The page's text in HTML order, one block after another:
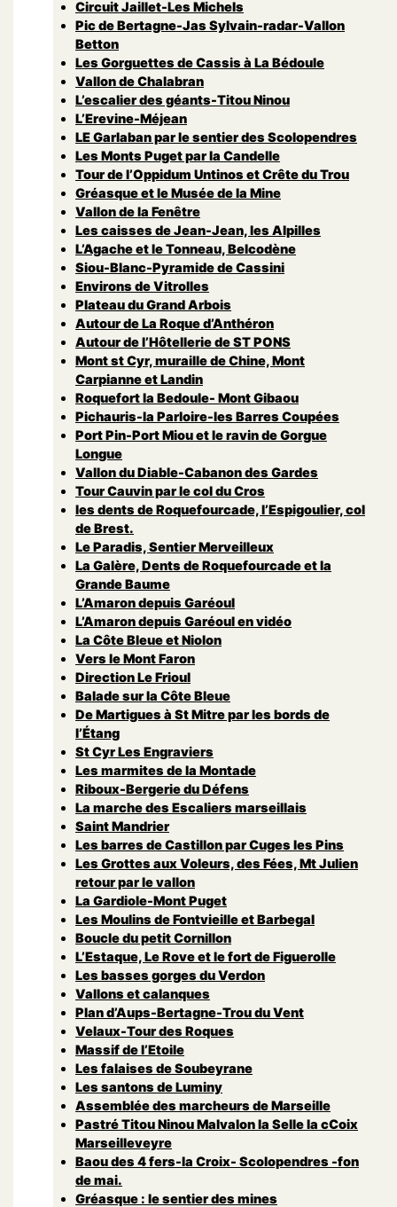
Circuit Jaillet-Les Michels
Pic de Bertagne-Jas Sylvain-radar-Vallon
Betton
Les Gorguettes de Cassis à La Bédoule
Vallon de Chalabran
L’escalier des géants-Titou Ninou
L’Erevine-Méjean
LE Garlaban par le sentier des Scolopendres
Les Monts Puget par la Candelle
Tour de l’Oppidum Untinos et Crête du Trou
Gréasque et le Musée de la Mine
Vallon de la Fenêtre
Les caisses de Jean-Jean, les Alpilles
L’Agache et le Tonneau, Belcodène
Siou-Blanc-Pyramide de Cassini
Environs de Vitrolles
Plateau du Grand Arbois
Autour de La Roque d’Anthéron
Autour de l’Hôtellerie de ST PONS
Mont st Cyr, muraille de Chine, Mont
Carpianne et Landin
Roquefort la Bedoule- Mont Gibaou
Pichauris-la Parloire-les Barres Coupées
Port Pin-Port Miou et le ravin de Gorgue
Longue
Vallon du Diable-Cabanon des Gardes
Tour Cauvin par le col du Cros
les dents de Roquefourcade, l’Espigoulier, col
de Brest.
Le Paradis, Sentier Merveilleux
La Galère, Dents de Roquefourcade et la
Grande Baume
L’Amaron depuis Garéoul
L’Amaron depuis Garéoul en vidéo
La Côte Bleue et Niolon
Vers le Mont Faron
Direction Le Frioul
Balade sur la Côte Bleue
De Martigues à St Mitre par les bords de
l’Étang
St Cyr Les Engraviers
Les marmites de la Montade
Riboux-Bergerie du Défens
La marche des Escaliers marseillais
Saint Mandrier
Les barres de Castillon par Cuges les Pins
Les Grottes aux Voleurs, des Fées, Mt Julien
retour par le vallon
La Gardiole-Mont Puget
Les Moulins de Fontvieille et Barbegal
Boucle du petit Cornillon
L’Estaque, Le Rove et le fort de Figuerolle
Les basses gorges du Verdon
Vallons et calanques
Plan d’Aups-Bertagne-Trou du Vent
Velaux-Tour des Roques
Massif de l’Etoile
Les falaises de Soubeyrane
Les santons de Luminy
Assemblée des marcheurs de Marseille
Pastré Titou Ninou Malvalon la Selle la cCoix
Marseilleveyre
Baou des 4 fers-la Croix- Scolopendres -fon
de mai.
Gréasque : le sentier des mines